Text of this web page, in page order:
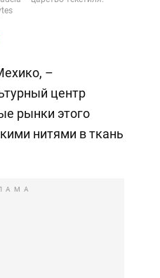
–
центр
рынки этого
нитями в ткань